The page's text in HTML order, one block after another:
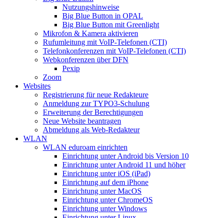
Nutzungshinweise
Big Blue Button in OPAL
Big Blue Button mit Greenlight
Mikrofon & Kamera aktivieren
Rufumleitung mit VoIP-Telefonen (CTI)
Telefonkonferenzen mit VoIP-Telefonen (CTI)
Webkonferenzen über DFN
Pexip
Zoom
Websites
Registrierung für neue Redakteure
Anmeldung zur TYPO3-Schulung
Erweiterung der Berechtigungen
Neue Website beantragen
Abmeldung als Web-Redakteur
WLAN
WLAN eduroam einrichten
Einrichtung unter Android bis Version 10
Einrichtung unter Android 11 und höher
Einrichtung unter iOS (iPad)
Einrichtung auf dem iPhone
Einrichtung unter MacOS
Einrichtung unter ChromeOS
Einrichtung unter Windows